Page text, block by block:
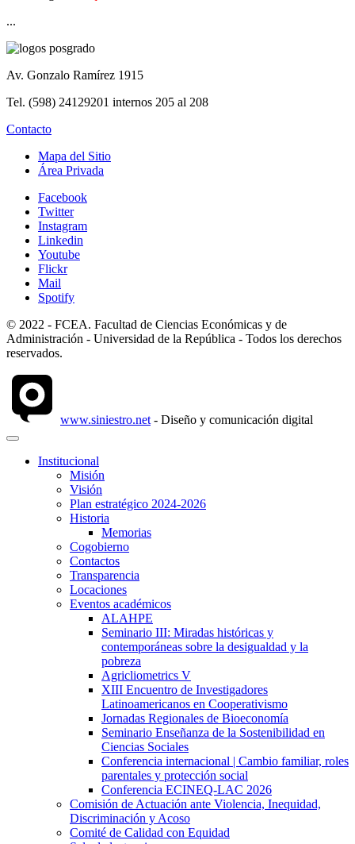
...
Av. Gonzalo Ramírez 1915
Tel. (598) 24129201 internos 205 al 208
Contacto
Mapa del Sitio
Área Privada
Facebook
Twitter
Instagram
Linkedin
Youtube
Flickr
Mail
Spotify
© 2022 - FCEA. Facultad de Ciencias Económicas y de
Administración - Universidad de la República - Todos los derechos
reservados.
www.siniestro.net - Diseño y comunicación digital
Institucional
Misión
Visión
Plan estratégico 2024-2026
Historia
Memorias
Cogobierno
Contactos
Transparencia
Locaciones
Eventos académicos
ALAHPE
Seminario III: Miradas históricas y
contemporáneas sobre la desigualdad y la
pobreza
Agricliometrics V
XIII Encuentro de Investigadores
Latinoamericanos en Cooperativismo
Jornadas Regionales de Bioeconomía
Seminario Enseñanza de la Sostenibilidad en
Ciencias Sociales
Conferencia internacional | Cambio familiar, roles
parentales y protección social
Conferencia ECINEQ-LAC 2026
Comisión de Actuación ante Violencia, Inequidad,
Discriminación y Acoso
Comité de Calidad con Equidad